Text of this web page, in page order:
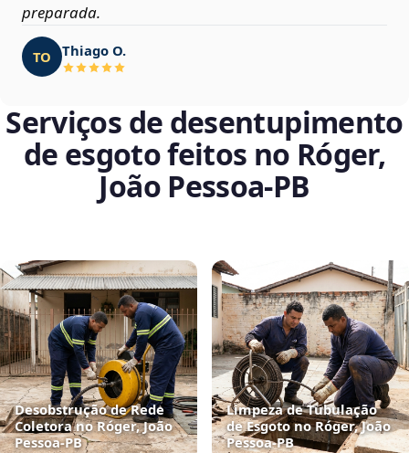
preparada.
TO Thiago O.
Serviços de desentupimento
de esgoto feitos no Róger,
João Pessoa‑PB
Desobstrução de Rede
Coletora no Róger, João
Pessoa‑PB
Limpeza de Tubulação
de Esgoto no Róger, João
Pessoa‑PB